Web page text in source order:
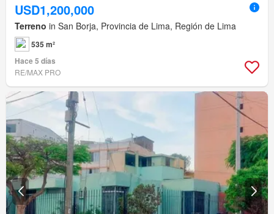
USD1,200,000
Terreno in San Borja, Provincia de Lima, Región de Lima
535 m²
Hace 5 días
RE/MAX PRO